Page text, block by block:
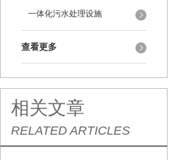
一体化污水处理设施
查看更多
相关文章
RELATED ARTICLES